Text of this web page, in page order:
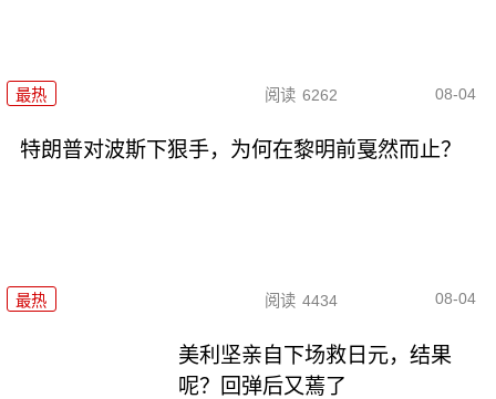
最热 阅读 6262 08-04
特朗普对波斯下狠手，为何在黎明前戛然而止？
最热 阅读 4434 08-04
美利坚亲自下场救日元，结果
呢？回弹后又蔫了